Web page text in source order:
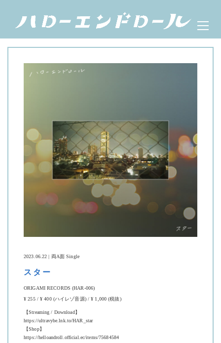
content
ハローエンドロール
OFFICIAL WEBSITEMenu
2023.06.22 | 両A面 Single
スター
ORIGAMI RECORDS (HAR-006)
¥ 255 / ¥ 400 (ハイレゾ音源) / ¥ 1,000 (税抜)
【Streaming / Download】
https://ultravybe.lnk.to/HAR_star
【Shop】
https://helloandroll.official.ec/items/75684584